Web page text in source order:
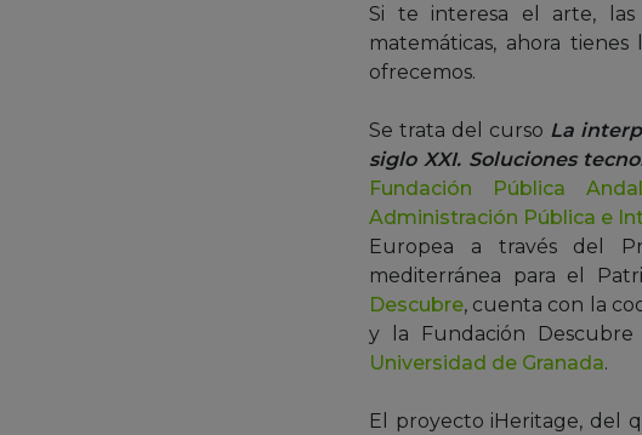
Si te interesa el arte, las
matemáticas, ahora
ofrecemos.
Se trata del curso La
siglo XXI. Soluciones
Fundación Pública
Administración Pública e
Europea a través del
mediterránea para el
Descubre, cuenta con la
y la Fundación
Universidad de Granada.
El proyecto iHeritage, del